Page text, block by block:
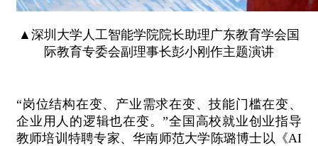
▲深圳大学人工智能学院院长助理广东教育学会国
际教育专委会副理事长彭小刚作主题演讲
“岗位结构在变、产业需求在变、技能门槛在变、
企业用人的逻辑也在变。”全国高校就业创业指导
教师培训特聘专家、华南师范大学陈璐博士以《AI